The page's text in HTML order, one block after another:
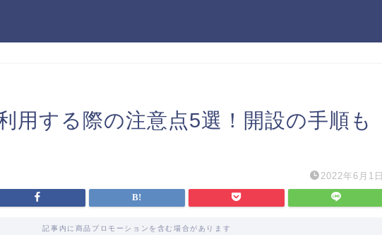
用する際の注意点5選！開設の手順も
2022年6月1日
記事内に商品プロモーションを含む場合があります